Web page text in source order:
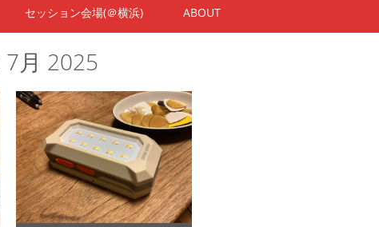
セッション会場(＠横浜) ABOUT
7月 2025